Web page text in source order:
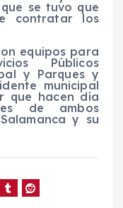
se tuvo que
contratar los
equipos para
Públicos
y Parques y
municipal
que hacen día
de ambos
y su